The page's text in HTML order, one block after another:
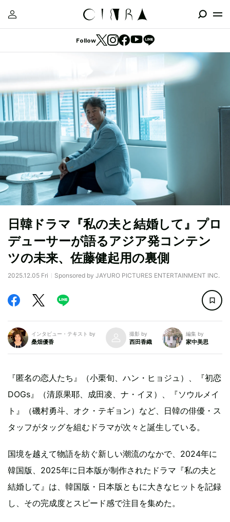
Follow
日韓ドラマ『私の夫と結婚して』プロ
デューサーが語るアジア発コンテン
ツの未来、佐藤健起用の裏側
2025.12.05 Fri Sponsored by JAYURO PICTURES ENTERTAINMENT INC.
インタビュー・テキスト by
桑畑優香
撮影 by
西田香織
編集 by
家中美思
『匿名の恋人たち』（小栗旬、ハン・ヒョジュ）、『初恋
DOGs』（清原果耶、成田凌、ナ・イヌ）、『ソウルメイ
ト』（磯村勇斗、オク・テギョン）など、日韓の俳優・ス
タッフがタッグを組むドラマが次々と誕生している。
国境を越えて物語を紡ぐ新しい潮流のなかで、2024年に
韓国版、2025年に日本版が制作されたドラマ『私の夫と
結婚して』は、韓国版・日本版ともに大きなヒットを記録
し、その完成度とスピード感で注目を集めた。